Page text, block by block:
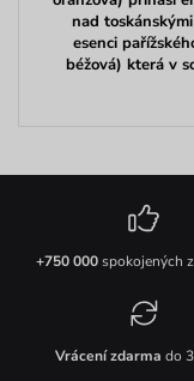
nad
esenci
béžová) která v
+750 000spokojených
Vrácení zdarma do